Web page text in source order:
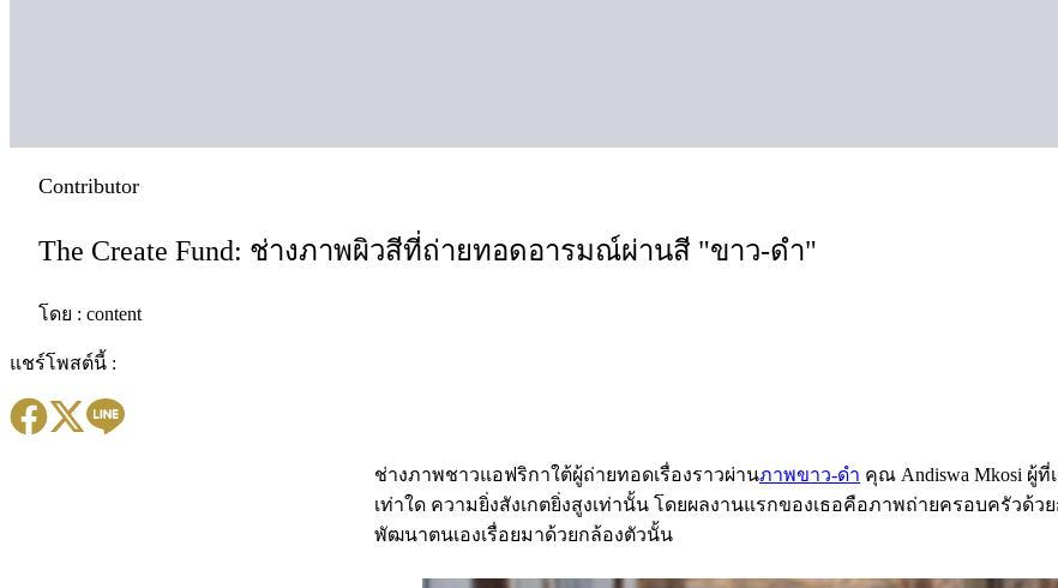
Contributor
The Create Fund: ช่างภาพผิวสีที่ถ่ายทอดอารมณ์ผ่านสี "ขาว-ดำ"
โดย : content
แชร์โพสต์นี้ :
ช่างภาพชาวแอฟริกาใต้ผู้ถ่ายทอดเรื่องราวผ่านภาพขาว-ดำ คุณ Andiswa Mkosi ผู้ที่
เท่าใด ความยิ่งสังเกตยิ่งสูงเท่านั้น โดยผลงานแรกของเธอคือภาพถ่ายครอบครัวด้ว
พัฒนาตนเองเรื่อยมาด้วยกล้องตัวนั้น